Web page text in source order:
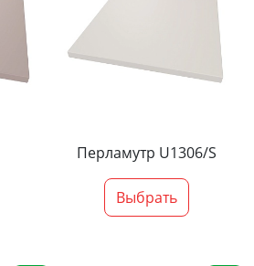
Перламутр U1306/S
Выбрать